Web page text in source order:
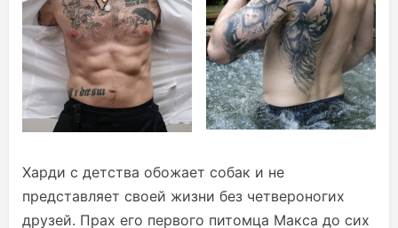
Харди с детства обожает собак и не
представляет своей жизни без четвероногих
друзей. Прах его первого питомца Макса до сих